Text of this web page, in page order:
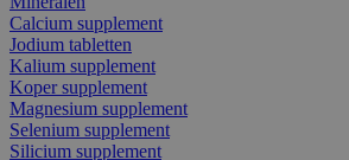
Calcium supplement
Jodium tabletten
Kalium supplement
Koper supplement
Magnesium supplement
Selenium supplement
Silicium supplement